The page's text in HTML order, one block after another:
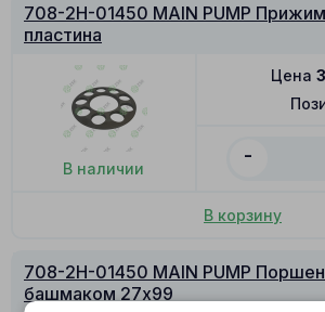
708-2H-01450 MAIN PUMP
пластина
В наличии
Цена
-
В корзину
708-2H-01450 MAIN PUMP
башмаком 27x99